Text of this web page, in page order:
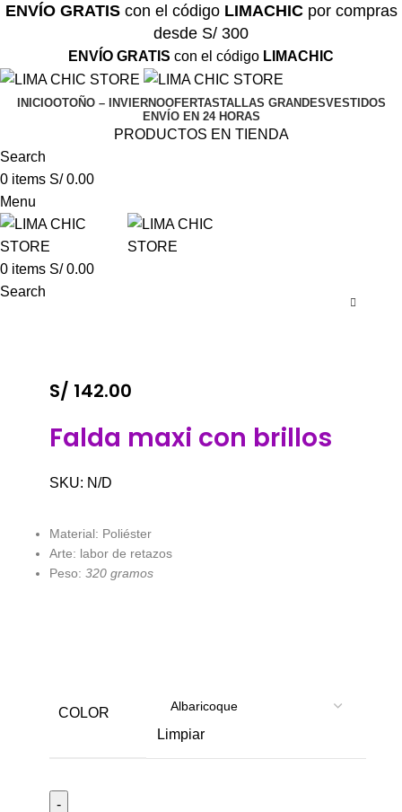
ENVÍO GRATIScon el código LIMACHICpor compras
desde S/ 300
ENVÍO GRATIS con el código LIMACHIC
INICIOOTOÑO – INVIERNOOFERTASTALLAS GRANDESVESTIDOS
ENVÍO EN 24 HORAS
PRODUCTOS EN TIENDA
Search
0 items S/0.00
Menu
0 items S/0.00
Search
S/ 142.00
Falda maxi con brillos
SKU: N/D
Material: Poliéster
Arte: labor de retazos
Peso: 320 gramos
COLOR
Limpiar